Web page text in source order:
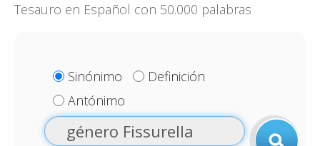
Tesauro en Español con 50.000 palabras
Sinónimo
Definición
Antónimo